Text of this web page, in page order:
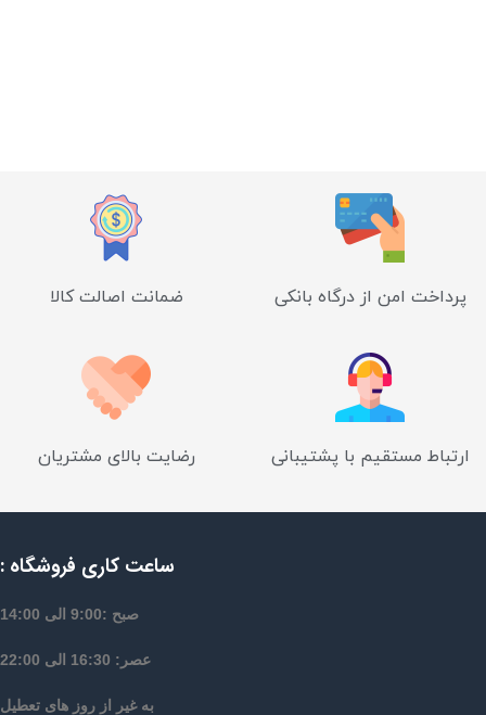
پرداخت امن از درگاه بانکی ضمانت اصالت کالا
ارتباط مستقیم با پشتیبانی رضایت بالای مشتریان
ساعت کاری فروشگاه :
صبح :9:00 الی 14:00
عصر: 16:30 الی 22:00
به غیر از روز های تعطیل